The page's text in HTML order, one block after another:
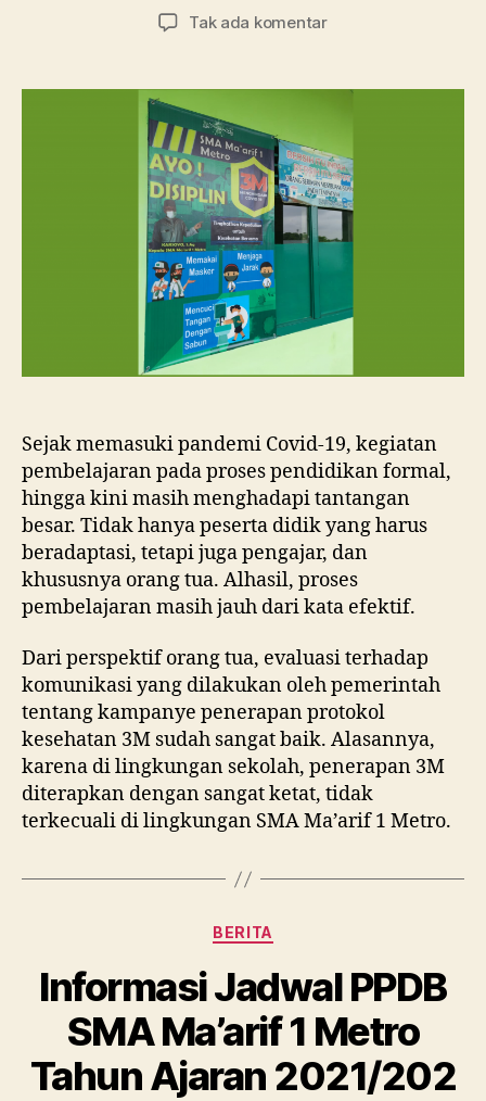
artikel
artikel
Tak ada komentarpada
3M
Sekolah
Sejak memasuki pandemi Covid-19, kegiatan
pembelajaran pada proses pendidikan formal,
hingga kini masih menghadapi tantangan
besar. Tidak hanya peserta didik yang harus
beradaptasi, tetapi juga pengajar, dan
khususnya orang tua. Alhasil, proses
pembelajaran masih jauh dari kata efektif.
Dari perspektif orang tua, evaluasi terhadap
komunikasi yang dilakukan oleh pemerintah
tentang kampanye penerapan protokol
kesehatan 3M sudah sangat baik. Alasannya,
karena di lingkungan sekolah, penerapan 3M
diterapkan dengan sangat ketat, tidak
terkecuali di lingkungan SMA Ma’arif 1 Metro.
Kategori
BERITA
Informasi Jadwal PPDB
SMA Ma’arif 1 Metro
Tahun Ajaran 2021/202